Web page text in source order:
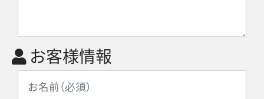
お客様情報